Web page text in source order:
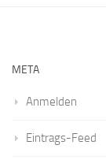
META
Anmelden
Eintrags-Feed